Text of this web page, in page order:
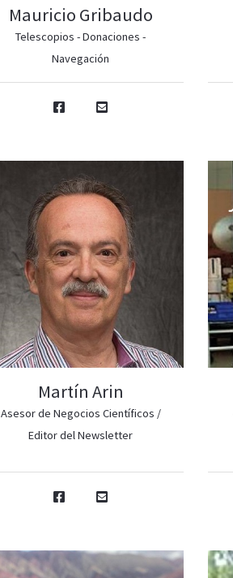
Mauricio Gribaudo
Telescopios - Donaciones -
Navegación
Martín Arin
Asesor de Negocios Científicos /
Editor del Newsletter